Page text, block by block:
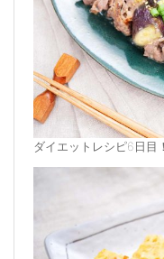
ダイエットレシピ6日目